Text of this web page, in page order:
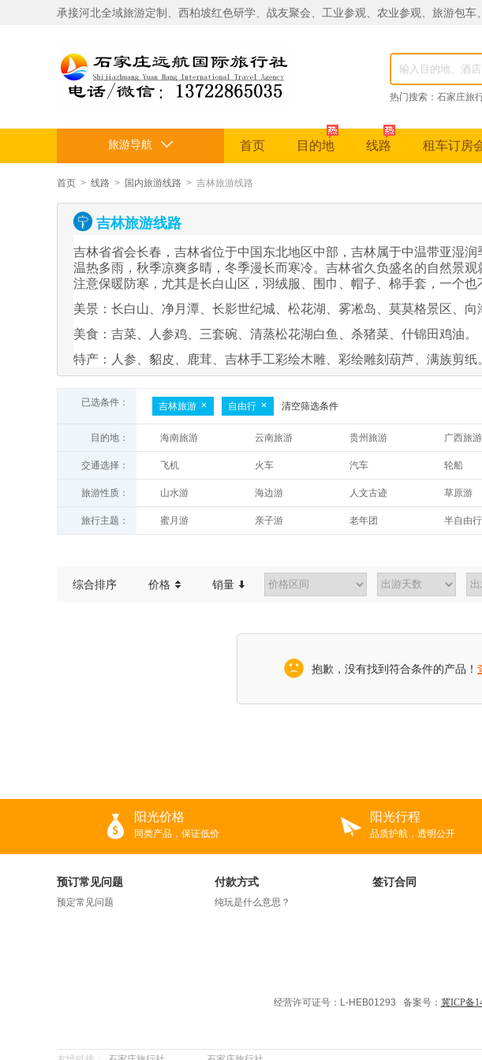
承接河北全域旅游定制、 西柏坡红色研学、战友聚会、工业参观、农业参观、 旅游包车
热门搜索： 石家庄旅
旅游导航 首页 目的地 线路 租车订房
首页 > 线路 > 国内旅游线路 > 吉林旅游线路
吉林旅游线路
吉林省省会长春，吉林省位于中国东北地区中部，吉林属于中温带亚湿
温热多雨，秋季凉爽多晴，冬季漫长而寒冷。吉林省久负盛名的自然景
注意保暖防寒，尤其是长白山区，羽绒服、围巾、帽子、棉手套，一个也
美景：长白山、净月潭、长影世纪城、松花湖、雾凇岛、莫莫格景区、向
美食：吉菜、人参鸡、三套碗、清蒸松花湖白鱼、杀猪菜、什锦田鸡油。
特产：人参、貂皮、鹿茸、吉林手工彩绘木雕、彩绘雕刻葫芦、满族剪纸
已选条件： 吉林旅游 自由行 清空筛选条件
目的地： 海南旅游 云南旅游 贵州旅游 广西旅游
黑龙江旅游
内蒙古旅游 湖南张家界旅游 吉林旅游
辽宁大连旅游
广东旅游 江西旅游 青海旅游
交通选择： 飞机 火车 汽车 轮船
旅游性质： 山水游 海边游 人文古迹 草原游
旅行主题： 蜜月游 亲子游 老年团 半自由行
综合排序 价格 销量
抱歉，没有找到符合条件的产品！
阳光价格
同类产品，保证低价
阳光行程
品质护航，透明公开
预订常见问题
预定常见问题
付款方式
纯玩是什么意思？
签订合同
经营许可证号：L-HEB01293 备案号： 冀ICP备